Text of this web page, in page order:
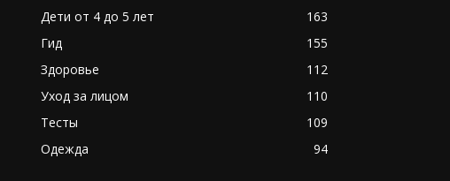
Дети от 4 до 5 лет
163
Гид
155
Здоровье
112
Уход за лицом
110
Тесты
109
Одежда
94